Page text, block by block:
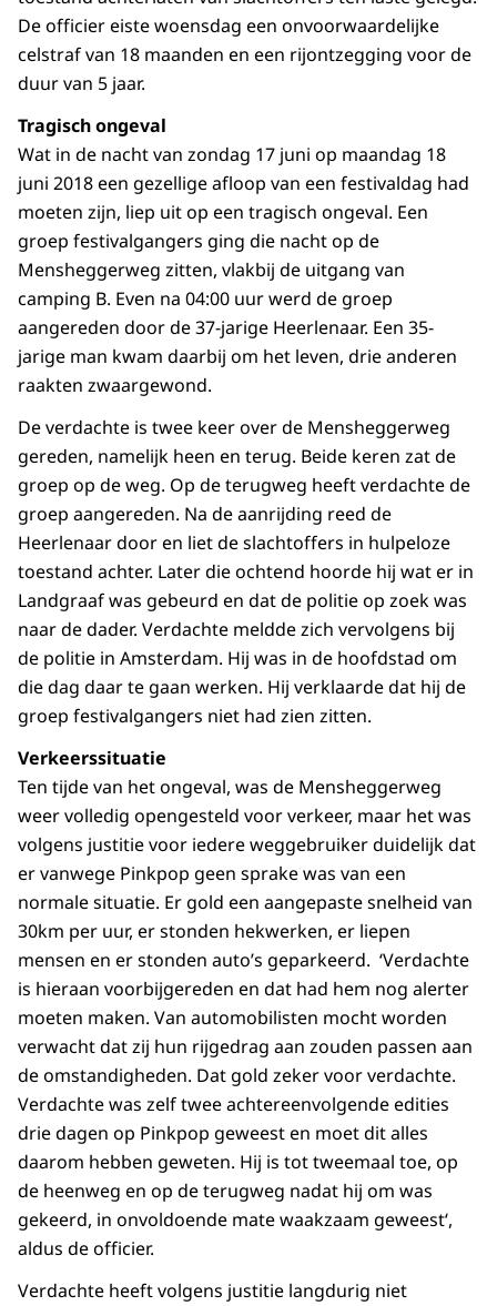
De officier eiste woensdag een onvoorwaardelijke
celstraf van 18 maanden en een rijontzegging voor de
duur van 5 jaar.
Tragisch ongeval
Wat in de nacht van zondag 17 juni op maandag 18
juni 2018 een gezellige afloop van een festivaldag had
moeten zijn, liep uit op een tragisch ongeval. Een
groep festivalgangers ging die nacht op de
Mensheggerweg zitten, vlakbij de uitgang van
camping B. Even na 04:00 uur werd de groep
aangereden door de 37-jarige Heerlenaar. Een 35-
jarige man kwam daarbij om het leven, drie anderen
raakten zwaargewond.
De verdachte is twee keer over de Mensheggerweg
gereden, namelijk heen en terug. Beide keren zat de
groep op de weg. Op de terugweg heeft verdachte de
groep aangereden. Na de aanrijding reed de
Heerlenaar door en liet de slachtoffers in hulpeloze
toestand achter. Later die ochtend hoorde hij wat er in
Landgraaf was gebeurd en dat de politie op zoek was
naar de dader. Verdachte meldde zich vervolgens bij
de politie in Amsterdam. Hij was in de hoofdstad om
die dag daar te gaan werken. Hij verklaarde dat hij de
groep festivalgangers niet had zien zitten.
Verkeerssituatie
Ten tijde van het ongeval, was de Mensheggerweg
weer volledig opengesteld voor verkeer, maar het was
volgens justitie voor iedere weggebruiker duidelijk dat
er vanwege Pinkpop geen sprake was van een
normale situatie. Er gold een aangepaste snelheid van
30km per uur, er stonden hekwerken, er liepen
mensen en er stonden auto’s geparkeerd. ‘Verdachte
is hieraan voorbijgereden en dat had hem nog alerter
moeten maken. Van automobilisten mocht worden
verwacht dat zij hun rijgedrag aan zouden passen aan
de omstandigheden. Dat gold zeker voor verdachte.
Verdachte was zelf twee achtereenvolgende edities
drie dagen op Pinkpop geweest en moet dit alles
daarom hebben geweten. Hij is tot tweemaal toe, op
de heenweg en op de terugweg nadat hij om was
gekeerd, in onvoldoende mate waakzaam geweest‘,
aldus de officier.
Verdachte heeft volgens justitie langdurig niet